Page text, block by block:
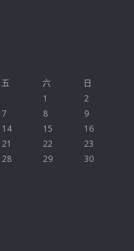
五 六
日
1
2
7 8
9
14 15
16
21 22
23
28 29
30